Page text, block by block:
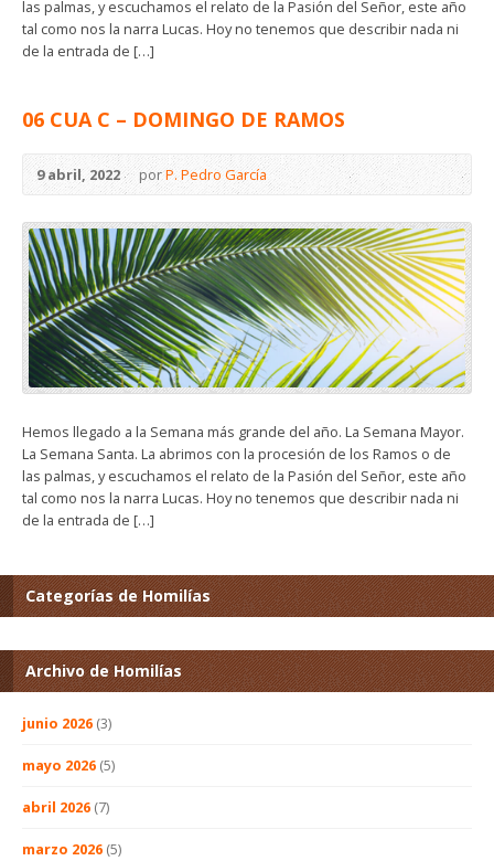
las palmas, y escuchamos el relato de la Pasión del Señor, este año
tal como nos la narra Lucas. Hoy no tenemos que describir nada ni
de la entrada de […]
06 CUA C – DOMINGO DE RAMOS
9 abril, 2022 porP. Pedro García
Hemos llegado a la Semana más grande del año. La Semana Mayor.
La Semana Santa. La abrimos con la procesión de los Ramos o de
las palmas, y escuchamos el relato de la Pasión del Señor, este año
tal como nos la narra Lucas. Hoy no tenemos que describir nada ni
de la entrada de […]
Categorías de Homilías
Archivo de Homilías
junio 2026 (3)
mayo 2026 (5)
abril 2026 (7)
marzo 2026 (5)